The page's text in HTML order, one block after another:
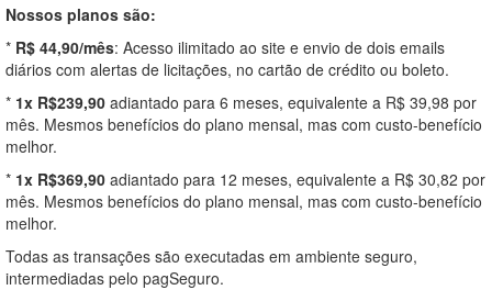
Nossos planos são:
* R$ 44,90/mês: Acesso ilimitado ao site e envio de dois emails
diários com alertas de licitações, no cartão de crédito ou boleto.
* 1x R$239,90 adiantado para 6 meses, equivalente a R$ 39,98 por
mês. Mesmos benefícios do plano mensal, mas com custo-benefício
melhor.
* 1x R$369,90 adiantado para 12 meses, equivalente a R$ 30,82 por
mês. Mesmos benefícios do plano mensal, mas com custo-benefício
melhor.
Todas as transações são executadas em ambiente seguro,
intermediadas pelo pagSeguro.